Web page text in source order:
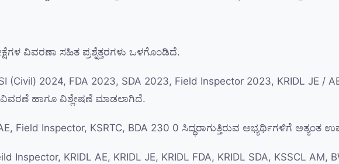
ವಿವರಣಾ ಸಹಿತ ಪ್ರಶ್ನೆತ್ತರಗಳು ಒಳಗೊಂಡಿದೆ.
(Civil) 2024, FDA 2023, SDA 2023, Field Inspector 2023, KRIDL JE /
ವಿವರಣೆ ಹಾಗೂ ವಿಶ್ಲೇಷಣೆ ಮಾಡಲಾಗಿದೆ.
Field Inspector, KSRTC, BDA 230 0 ಸಿದ್ಧರಾಗುತ್ತಿರುವ ಅಭ್ಯರ್ಥಿಗಳಿಗೆ ಅತ್ಯಂತ
Inspector, KRIDL AE, KRIDL JE, KRIDL FDA, KRIDL SDA, KSSCL AM,